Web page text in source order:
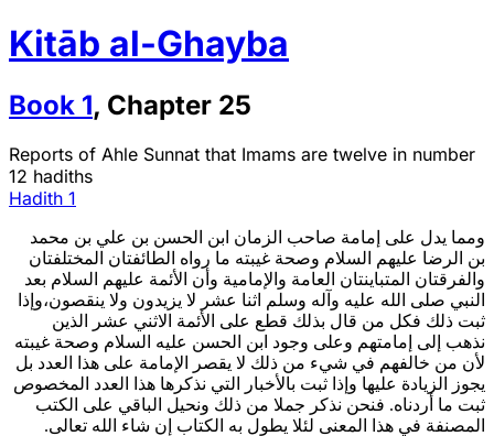
Kitāb al-Ghayba
Book 1, Chapter 25
Reports of Ahle Sunnat that Imams are twelve in number
12 hadiths
Hadith 1
ومما يدل على إمامة صاحب الزمان ابن الحسن بن علي بن محمد
بن الرضا عليهم السلام وصحة غيبته ما رواه الطائفتان المختلفتان
والفرقتان المتباينتان العامة والإمامية وأن الأئمة عليهم السلام بعد
النبي صلى الله عليه وآله وسلم اثنا عشر لا يزيدون ولا ينقصون،وإذا
ثبت ذلك فكل من قال بذلك قطع على الأئمة الاثني عشر الذين
نذهب إلى إمامتهم وعلى وجود ابن الحسن عليه السلام وصحة غيبته
لأن من خالفهم في شي‏ء من ذلك لا يقصر الإمامة على هذا العدد بل
يجوز الزيادة عليها وإذا ثبت بالأخبار التي نذكرها هذا العدد المخصوص
ثبت ما أردناه. فنحن نذكر جملا من ذلك ونحيل الباقي على الكتب
المصنفة في هذا المعنى لئلا يطول به الكتاب إن شاء الله تعالى.